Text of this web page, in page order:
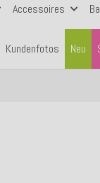
Accessoires
Kundenfotos Neu